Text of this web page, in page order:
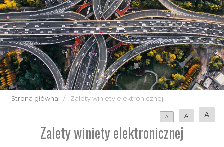
Strona główna / Zalety winiety elektronicznej
A A A
Zalety winiety elektronicznej